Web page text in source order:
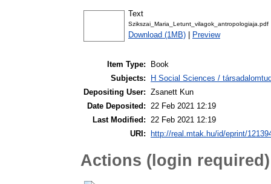
Text
Szikszai_Maria_Letunt_vilagok_antropologiaja.pdf
Download (1MB) Preview
Item Type:
Book
Subjects:
H Social Sciences /
Depositing User: Zsanett Kun
Date Deposited: 22 Feb 2021 12:19
Last Modified: 22 Feb 2021 12:19
URI:
http://real.mtak.hu/id/eprint/
Actions (login required)